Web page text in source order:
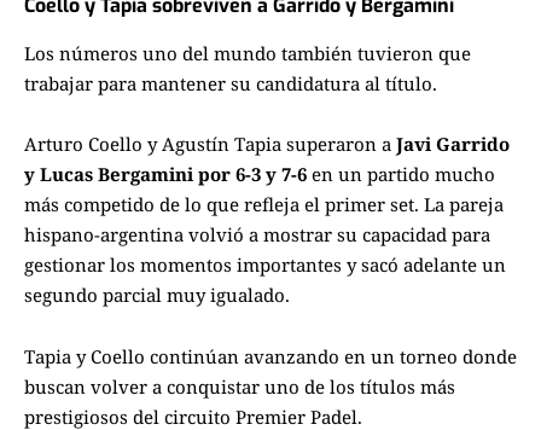
Coello y Tapia sobreviven a Garrido y Bergamini
Los números uno del mundo también tuvieron que
trabajar para mantener su candidatura al título.
Arturo Coello y Agustín Tapia superaron a Javi Garrido
y Lucas Bergamini por 6-3 y 7-6 en un partido mucho
más competido de lo que refleja el primer set. La pareja
hispano-argentina volvió a mostrar su capacidad para
gestionar los momentos importantes y sacó adelante un
segundo parcial muy igualado.
Tapia y Coello continúan avanzando en un torneo donde
buscan volver a conquistar uno de los títulos más
prestigiosos del circuito Premier Padel.